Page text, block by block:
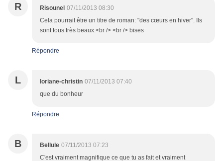
R Risounel 07/11/2013 08:30
Cela pourrait être un titre de roman: "des cœurs en hiver". Ils
sont tous très beaux.<br /> <br /> bises
Répondre
L loriane-christin 07/11/2013 07:40
que du bonheur
Répondre
B Bellule 07/11/2013 07:23
C'est vraiment magnifique ce que tu as fait et vraiment